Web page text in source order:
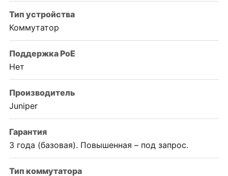
Тип устройства
Коммутатор
Поддержка PoE
Нет
Производитель
Juniper
Гарантия
3 года (базовая). Повышенная – под запрос.
Тип коммутатора